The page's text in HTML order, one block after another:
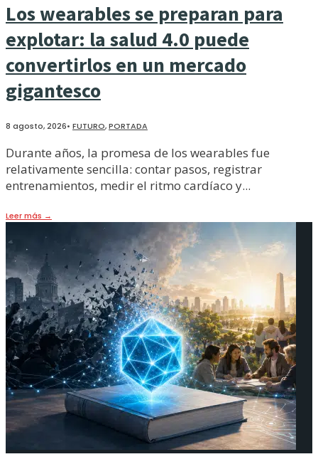
Los wearables se preparan para
explotar: la salud 4.0 puede
convertirlos en un mercado
gigantesco
8 agosto, 2026• FUTURO,PORTADA
Durante años, la promesa de los wearables fue
relativamente sencilla: contar pasos, registrar
entrenamientos, medir el ritmo cardíaco y...
Leer más →